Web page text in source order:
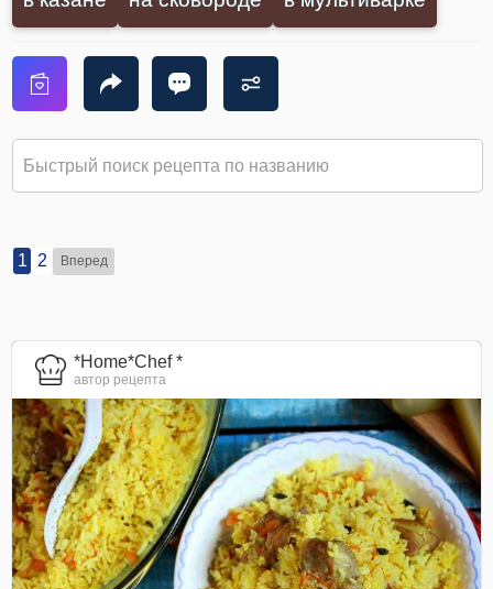
1 2 Вперед
*Home*Chef *
автор рецепта